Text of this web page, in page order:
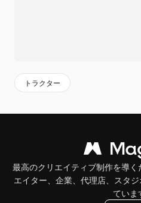
トラクター
最高のクリエイティブ制作を導
エイター、企業、代理店、スタ
ていま